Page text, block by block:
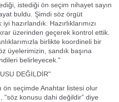
istediği ön seçim nihayet sayın
buldu. Şimdi söz örgüt
hazırlandık. Hazırlıklarımızı
üzerinden geçerek kontrol ettik.
birlikte koordineli bir
üyelerimizin, sandık başına
belirleyecek."
DEĞİLDİR"
ön seçimde Anahtar listesi olur
"söz konusu dahi değildir” diye